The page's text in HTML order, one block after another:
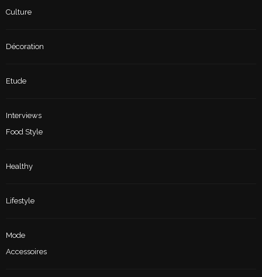
Culture
Décoration
Etude
Interviews
Food Style
Healthy
Lifestyle
Mode
Accessoires